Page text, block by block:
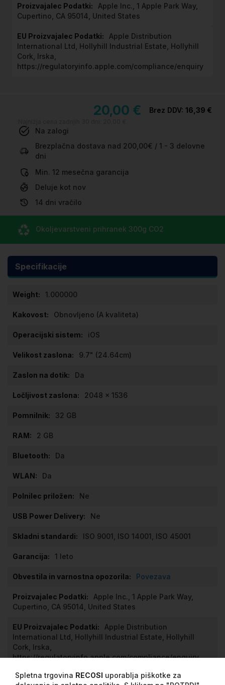
Apple Inc., 1 Apple Park Way,
Cupertino, CA 95014, United States
Apple Distribution
International Ltd, Hollyhill Industrial Estate, Hollyhill
Cork, Irska,
https://regulatoryinfo.apple.com/compliance/enquiry
20,00 € 16,39 €
Na zalogi
Brezplačna dostava nad 200,00€ / 1 - 3 delovne
dni
Min. 12 mesečna garancija
Deluje kot nov
14 dni vračilo
Okoljevarstveni prihranek 300g CO2
Specifikacije
1.000000
Obnovljeno (A kvaliteta)
iOS
9.7" (24.64cm)
Da
2048 x 1536
32 GB
2 GB
Da
Da
Ne
Ne
ISO 9001, ISO 14001, ISO 45001
1 leto
Povezava
Apple Inc., 1 Apple Park Way,
Cupertino, CA 95014, United States
Apple Distribution
International Ltd, Hollyhill Industrial Estate, Hollyhill
Cork, Irska,
https://regulatoryinfo.apple.com/compliance/enquiry
Spletna trgovina RECOSI uporablja piškotke za